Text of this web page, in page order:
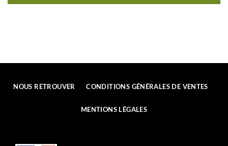
NOUS RETROUVER CONDITIONS GÉNÉRALES DE VENTES
MENTIONS LÉGALES